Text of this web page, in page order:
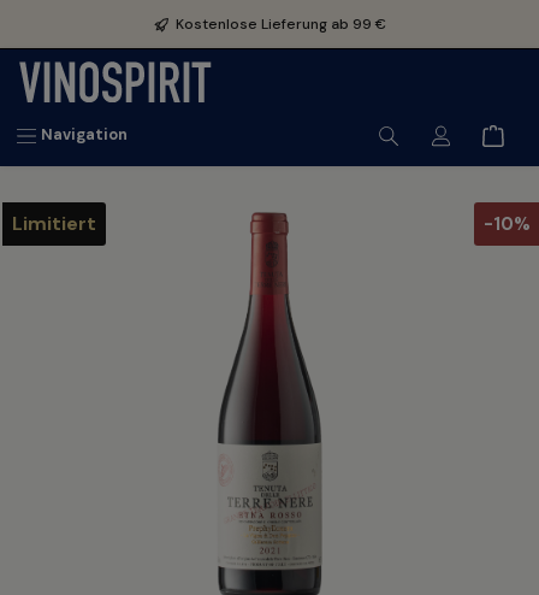
Kostenlose Lieferung ab 99 €
Navigation
-10%
Limitiert